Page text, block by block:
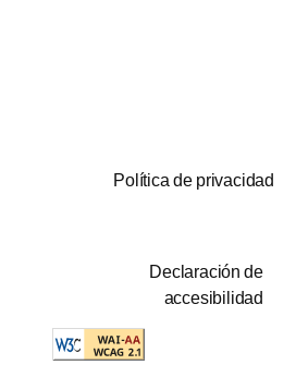
Política de privacidad
Declaración de
accesibilidad